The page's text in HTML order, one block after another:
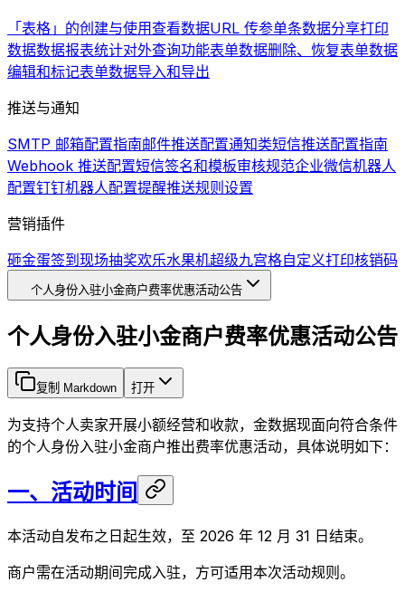
「表格」的创建与使用查看数据URL 传参单条数据分享打印
数据数据报表统计对外查询功能表单数据删除、恢复表单数据
编辑和标记表单数据导入和导出
推送与通知
SMTP 邮箱配置指南邮件推送配置通知类短信推送配置指南
Webhook 推送配置短信签名和模板审核规范企业微信机器人
配置钉钉机器人配置提醒推送规则设置
营销插件
砸金蛋签到现场抽奖欢乐水果机超级九宫格自定义打印核销码
个人身份入驻小金商户费率优惠活动公告
个人身份入驻小金商户费率优惠活动公告
复制 Markdown 打开
为支持个人卖家开展小额经营和收款，金数据现面向符合条件
的个人身份入驻小金商户推出费率优惠活动，具体说明如下：
一、活动时间
本活动自发布之日起生效，至 2026 年 12 月 31 日结束。
商户需在活动期间完成入驻，方可适用本次活动规则。